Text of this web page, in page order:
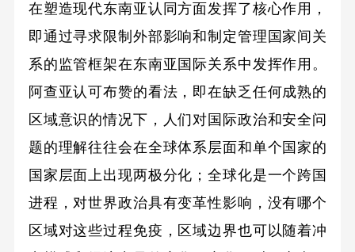
在塑造现代东南亚认同方面发挥了核心作用，
即通过寻求限制外部影响和制定管理国家间关
系的监管框架在东南亚国际关系中发挥作用。
阿查亚认可布赞的看法，即在缺乏任何成熟的
区域意识的情况下，人们对国际政治和安全问
题的理解往往会在全球体系层面和单个国家的
国家层面上出现两极分化；全球化是一个跨国
进程，对世界政治具有变革性影响，没有哪个
区域对这些过程免疫，区域边界也可以随着冲